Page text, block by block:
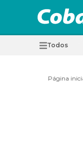
Todos
Página